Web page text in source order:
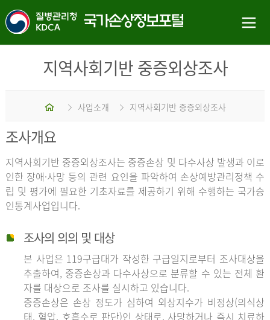
지역사회기반 중증외상조사
홈 사업소개 지역사회기반 중증외상조사
조사개요
지역사회기반 중증외상조사는 중증손상 및 다수사상 발생과 이로
인한 장애·사망 등의 관련 요인을 파악하여 손상예방관리정책 수
립 및 평가에 필요한 기초자료를 제공하기 위해 수행하는 국가승
인통계사업입니다.
조사의 의의 및 대상
본 사업은 119구급대가 작성한 구급일지로부터 조사대상을
추출하여, 중증손상과 다수사상으로 분류할 수 있는 전체 환
자를 대상으로 조사를 실시하고 있습니다.
중증손상은 손상 정도가 심하여 외상지수가 비정상(의식상
태, 혈압, 호흡수로 판단)인 상태로, 사망하거나 즉시 치료하